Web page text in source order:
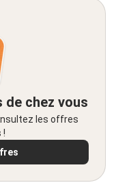
chez vous
les offres
!